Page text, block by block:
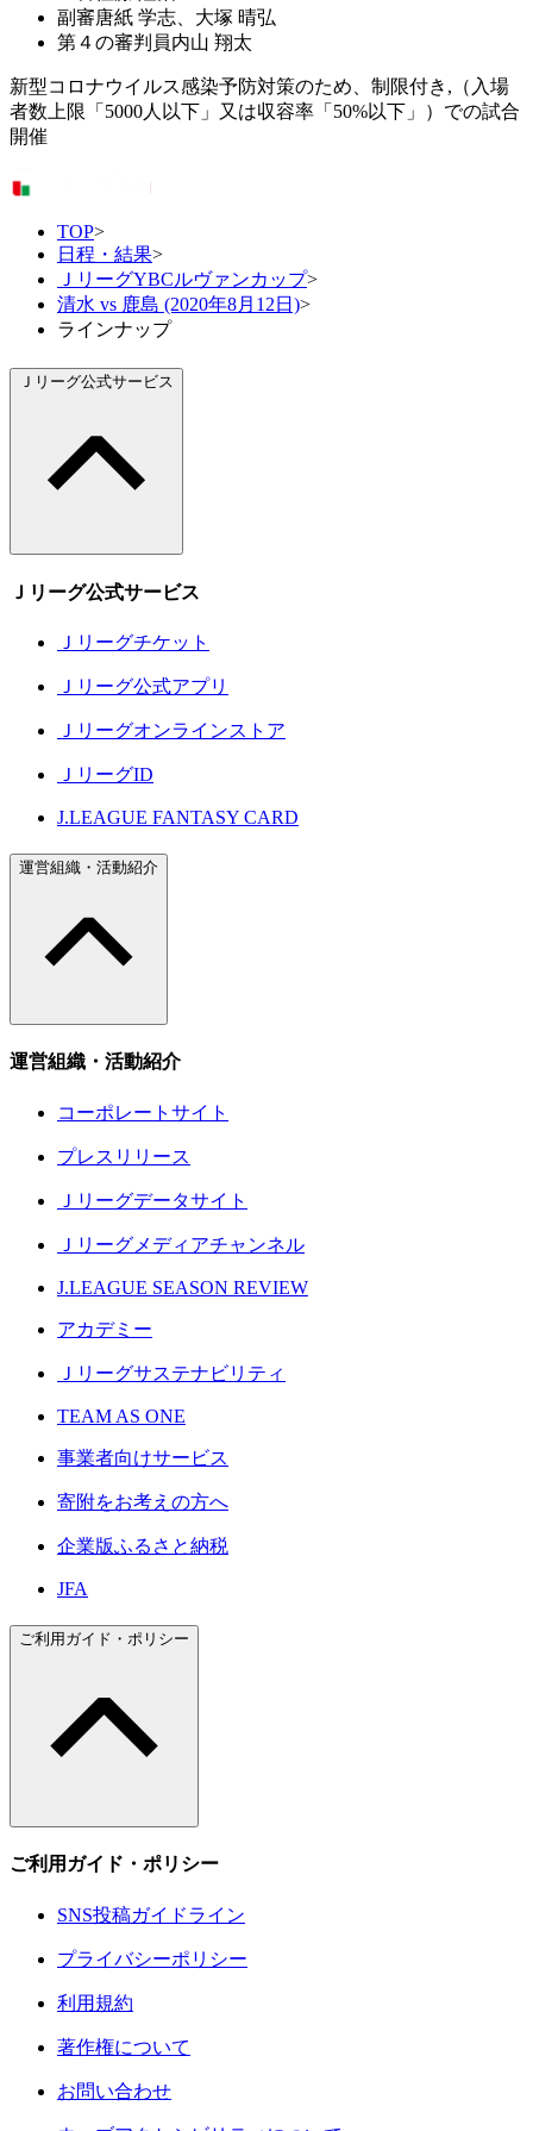
副審唐紙 学志、大塚 晴弘
第４の審判員内山 翔太
新型コロナウイルス感染予防対策のため、制限付き,（入場
者数上限「5000人以下」又は収容率「50%以下」）での試合
開催
TOP>
日程・結果>
ＪリーグYBCルヴァンカップ>
清水 vs 鹿島 (2020年8月12日)>
ラインナップ
Ｊリーグ公式サービス
Ｊリーグ公式サービス
Ｊリーグチケット
Ｊリーグ公式アプリ
Ｊリーグオンラインストア
ＪリーグID
J.LEAGUE FANTASY CARD
運営組織・活動紹介
運営組織・活動紹介
コーポレートサイト
プレスリリース
Ｊリーグデータサイト
Ｊリーグメディアチャンネル
J.LEAGUE SEASON REVIEW
アカデミー
Ｊリーグサステナビリティ
TEAM AS ONE
事業者向けサービス
寄附をお考えの方へ
企業版ふるさと納税
JFA
ご利用ガイド・ポリシー
ご利用ガイド・ポリシー
SNS投稿ガイドライン
プライバシーポリシー
利用規約
著作権について
お問い合わせ